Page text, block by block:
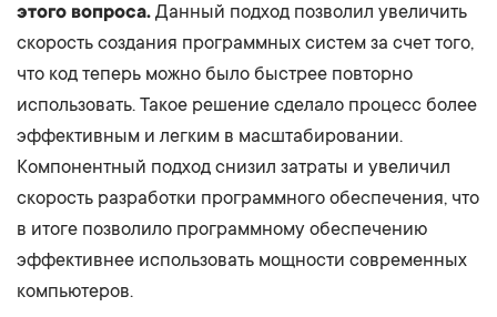
этого вопроса. Данный подход позволил увеличить
скорость создания программных систем за счет того,
что код теперь можно было быстрее повторно
использовать. Такое решение сделало процесс более
эффективным и легким в масштабировании.
Компонентный подход снизил затраты и увеличил
скорость разработки программного обеспечения, что
в итоге позволило программному обеспечению
эффективнее использовать мощности современных
компьютеров.